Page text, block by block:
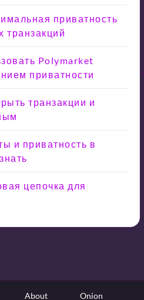
приватность
транзакций
Polymarket
приватности
транзакции и
и приватность в
цепочка для
About Onion